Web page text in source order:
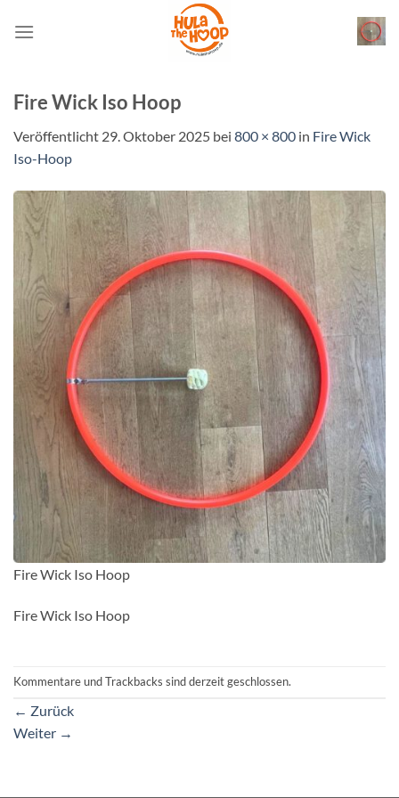
Inhalt
Fire Wick Iso Hoop
Veröffentlicht 29. Oktober 2025 bei 800 × 800 in Fire Wick
Iso-Hoop
Fire Wick Iso Hoop
Fire Wick Iso Hoop
Kommentare und Trackbacks sind derzeit geschlossen.
← Zurück
Weiter →